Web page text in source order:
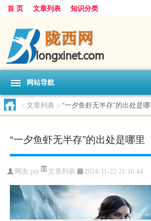
首 页 文章列表 知识分类
网站导航
> 文章列表 > “一夕鱼虾无半存”的出处是哪
“一夕鱼虾无半存”的出处是哪里
网友:jzy 文章列表 2024-11-22 21:16:44